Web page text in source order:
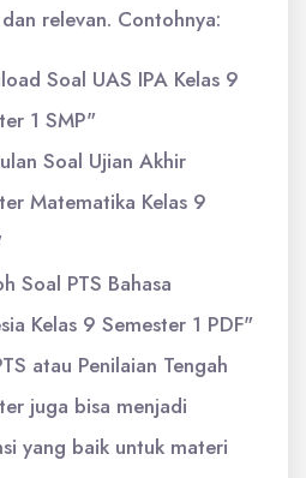
relevan. Contohnya:
Soal UAS IPA Kelas 9
1 SMP"
Soal Ujian Akhir
Matematika Kelas 9
Soal PTS Bahasa
Kelas 9 Semester 1 PDF"
atau Penilaian Tengah
juga bisa menjadi
yang baik untuk materi